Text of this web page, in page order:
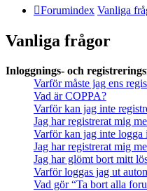
Forumindex Vanliga
Vanliga frågor
Inloggnings- och
Varför måste jag ens
Vad är COPPA?
Varför kan jag inte
Jag har registrerat mig
Varför kan jag inte logga
Jag har registrerat mig
Jag har glömt bort mitt
Varför loggas jag ut
Vad gör “Ta bort alla